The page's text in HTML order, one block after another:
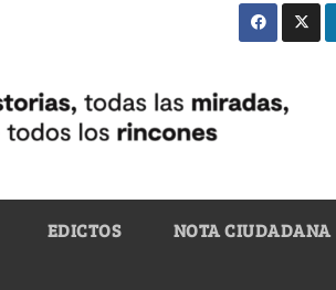
EDICTOS NOTA CIUDADANA